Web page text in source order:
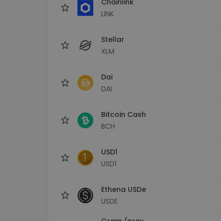
LINK
Stellar
XLM
Dai
DAI
Bitcoin Cash
BCH
USD1
USD1
Ethena USDe
USDE